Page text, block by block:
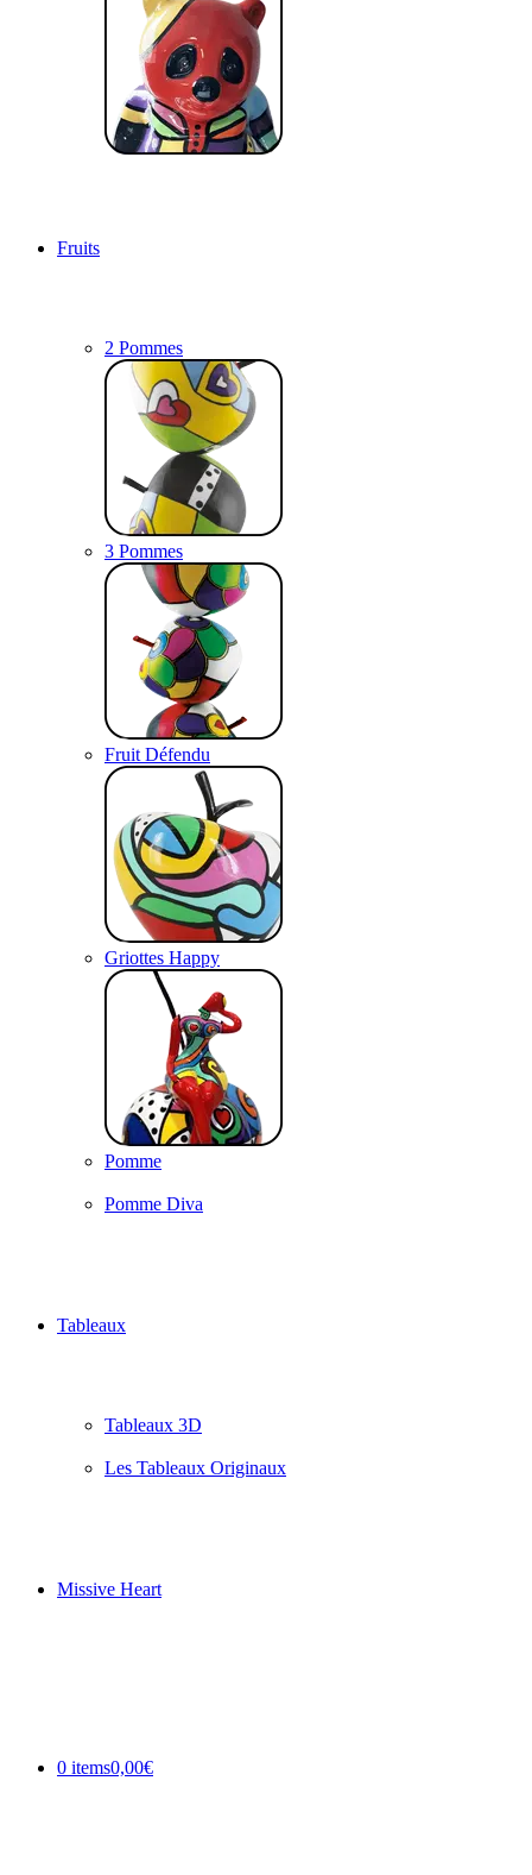
Fruits
2 Pommes
3 Pommes
Fruit Défendu
Griottes Happy
Pomme
Pomme Diva
Tableaux
Tableaux 3D
Les Tableaux Originaux
Missive Heart
0 items0,00€